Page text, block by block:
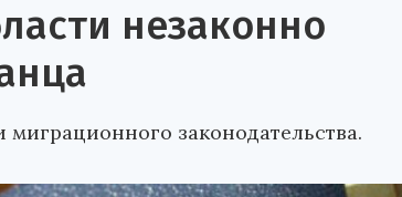
незаконно
законодательства.